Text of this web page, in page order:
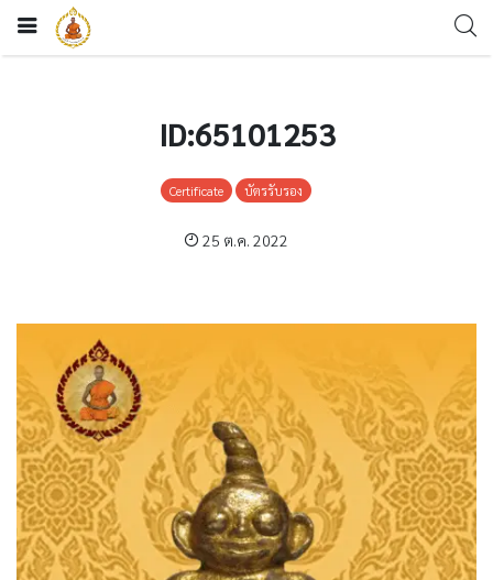
ID:65101253
Certificate บัตรรับรอง
25 ต.ค. 2022